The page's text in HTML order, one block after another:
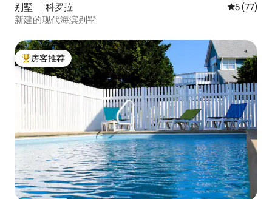
别墅 ｜ 科罗拉 平均评分
5 (77)
新建的现代海滨别墅
热门「房客推荐」
房客推荐